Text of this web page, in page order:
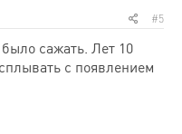
#5
сажать. Лет 10
с появлением